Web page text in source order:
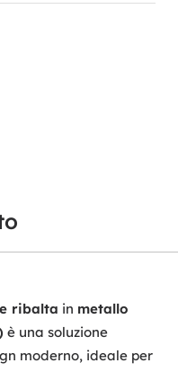
ribalta in metallo
è una soluzione
moderno, ideale per